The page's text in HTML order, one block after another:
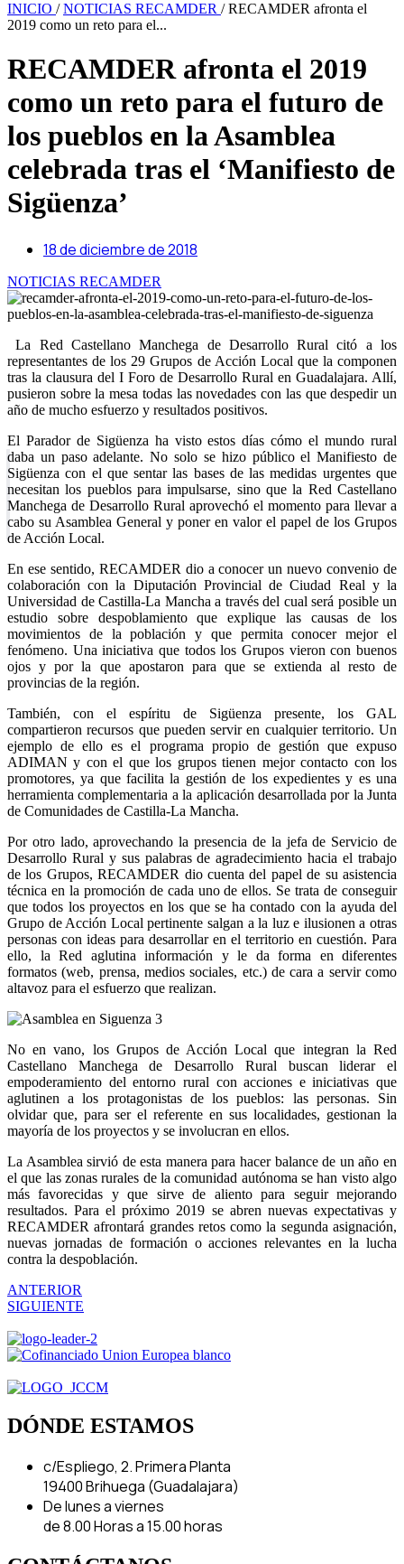
INICIO /NOTICIAS RECAMDER /RECAMDER afronta el
2019 como un reto para el...
RECAMDER afronta el 2019
como un reto para el futuro de
los pueblos en la Asamblea
celebrada tras el ‘Manifiesto de
Sigüenza’
18 de diciembre de 2018
NOTICIAS RECAMDER
La Red Castellano Manchega de Desarrollo Rural citó a los
representantes de los 29 Grupos de Acción Local que la componen
tras la clausura del I Foro de Desarrollo Rural en Guadalajara. Allí,
pusieron sobre la mesa todas las novedades con las que despedir un
año de mucho esfuerzo y resultados positivos.
El Parador de Sigüenza ha visto estos días cómo el mundo rural
daba un paso adelante. No solo se hizo público el Manifiesto de
Sigüenza con el que sentar las bases de las medidas urgentes que
necesitan los pueblos para impulsarse, sino que la Red Castellano
Manchega de Desarrollo Rural aprovechó el momento para llevar a
cabo su Asamblea General y poner en valor el papel de los Grupos
de Acción Local.
En ese sentido, RECAMDER dio a conocer un nuevo convenio de
colaboración con la Diputación Provincial de Ciudad Real y la
Universidad de Castilla-La Mancha a través del cual será posible un
estudio sobre despoblamiento que explique las causas de los
movimientos de la población y que permita conocer mejor el
fenómeno. Una iniciativa que todos los Grupos vieron con buenos
ojos y por la que apostaron para que se extienda al resto de
provincias de la región.
También, con el espíritu de Sigüenza presente, los GAL
compartieron recursos que pueden servir en cualquier territorio. Un
ejemplo de ello es el programa propio de gestión que expuso
ADIMAN y con el que los grupos tienen mejor contacto con los
promotores, ya que facilita la gestión de los expedientes y es una
herramienta complementaria a la aplicación desarrollada por la Junta
de Comunidades de Castilla-La Mancha.
Por otro lado, aprovechando la presencia de la jefa de Servicio de
Desarrollo Rural y sus palabras de agradecimiento hacia el trabajo
de los Grupos, RECAMDER dio cuenta del papel de su asistencia
técnica en la promoción de cada uno de ellos. Se trata de conseguir
que todos los proyectos en los que se ha contado con la ayuda del
Grupo de Acción Local pertinente salgan a la luz e ilusionen a otras
personas con ideas para desarrollar en el territorio en cuestión. Para
ello, la Red aglutina información y le da forma en diferentes
formatos (web, prensa, medios sociales, etc.) de cara a servir como
altavoz para el esfuerzo que realizan.
No en vano, los Grupos de Acción Local que integran la Red
Castellano Manchega de Desarrollo Rural buscan liderar el
empoderamiento del entorno rural con acciones e iniciativas que
aglutinen a los protagonistas de los pueblos: las personas. Sin
olvidar que, para ser el referente en sus localidades, gestionan la
mayoría de los proyectos y se involucran en ellos.
La Asamblea sirvió de esta manera para hacer balance de un año en
el que las zonas rurales de la comunidad autónoma se han visto algo
más favorecidas y que sirve de aliento para seguir mejorando
resultados. Para el próximo 2019 se abren nuevas expectativas y
RECAMDER afrontará grandes retos como la segunda asignación,
nuevas jornadas de formación o acciones relevantes en la lucha
contra la despoblación.
ANTERIOR
SIGUIENTE
DÓNDE ESTAMOS
c/Espliego, 2. Primera Planta
19400 Brihuega (Guadalajara)
De lunes a viernes
de 8.00 Horas a 15.00 horas